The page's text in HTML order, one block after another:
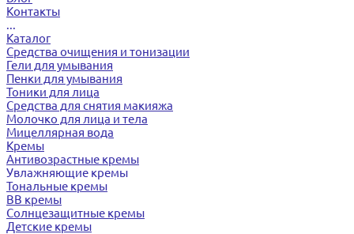
Контакты
...
Каталог
Средства очищения и тонизации
Гели для умывания
Пенки для умывания
Тоники для лица
Средства для снятия макияжа
Молочко для лица и тела
Мицеллярная вода
Кремы
Антивозрастные кремы
Увлажняющие кремы
Тональные кремы
BB кремы
Солнцезащитные кремы
Детские кремы